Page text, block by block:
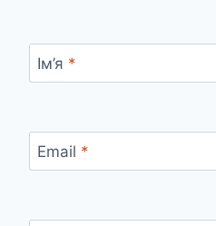
Ім’я *
Email *